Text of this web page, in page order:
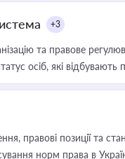
+3
та правове
осіб, які відбувають
правові позиції та
норм права в